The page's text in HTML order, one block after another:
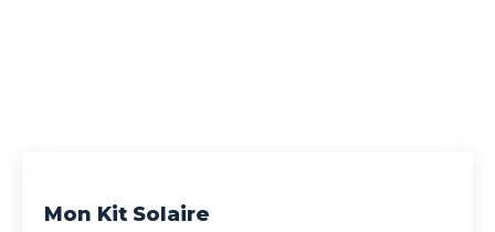
Mon Kit Solaire